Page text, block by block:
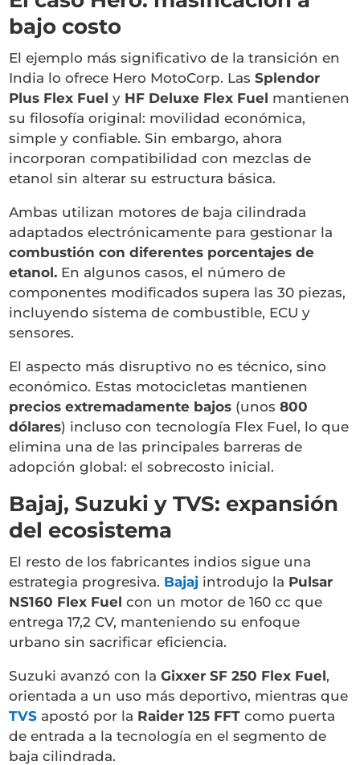
bajo costo
El ejemplo más significativo de la transición en
India lo ofrece Hero MotoCorp. LasSplendor
Plus Flex Fuel y HF Deluxe Flex Fuel mantienen
su filosofía original: movilidad económica,
simple y confiable. Sin embargo, ahora
incorporan compatibilidad con mezclas de
etanol sin alterar su estructura básica.
Ambas utilizan motores de baja cilindrada
adaptados electrónicamente para gestionar la
combustión con diferentes porcentajes de
etanol. En algunos casos, el número de
componentes modificados supera las 30 piezas,
incluyendo sistema de combustible, ECU y
sensores.
El aspecto más disruptivo no es técnico, sino
económico. Estas motocicletas mantienen
precios extremadamente bajos (unos800
dólares) incluso con tecnología Flex Fuel, lo que
elimina una de las principales barreras de
adopción global: el sobrecosto inicial.
Bajaj, Suzuki y TVS: expansión
del ecosistema
El resto de los fabricantes indios sigue una
estrategia progresiva. Bajaj introdujo la Pulsar
NS160 Flex Fuel con un motor de 160 cc que
entrega 17,2 CV, manteniendo su enfoque
urbano sin sacrificar eficiencia.
Suzuki avanzó con laGixxer SF 250 Flex Fuel,
orientada a un uso más deportivo, mientras que
TVS apostó por la Raider 125 FFT como puerta
de entrada a la tecnología en el segmento de
baja cilindrada.